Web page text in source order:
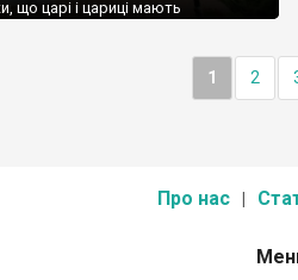
що царі і цариці мають
донести, що вони дотичні до
1 2
Про нас